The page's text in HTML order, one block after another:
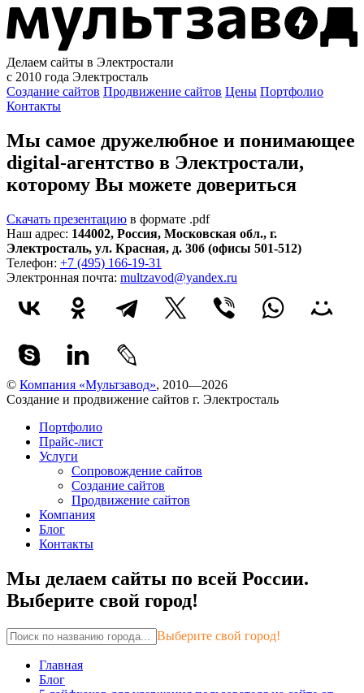
Делаем сайты в Электростали
с 2010 года Электросталь
Создание сайтов Продвижение сайтов Цены Портфолио
Контакты
Мы самое дружелюбное и понимающее
digital-агентство в Электростали,
которому Вы можете довериться
Скачать презентацию в формате .pdf
Наш адрес: 144002, Россия, Московская обл., г.
Электросталь, ул. Красная, д. 30б (офисы 501-512)
Телефон: +7 (495) 166-19-31
Электронная почта: multzavod@yandex.ru
© Компания «Мультзавод», 2010—2026
Создание и продвижение сайтов г. Электросталь
Портфолио
Прайс-лист
Услуги
Сопровождение сайтов
Создание сайтов
Продвижение сайтов
Компания
Блог
Контакты
Мы делаем сайты по всей России.
Выберите свой город!
Выберите свой город!
Главная
Блог